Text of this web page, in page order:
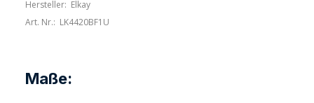
Hersteller: Elkay
Art. Nr.: LK4420BF1U
Maße: